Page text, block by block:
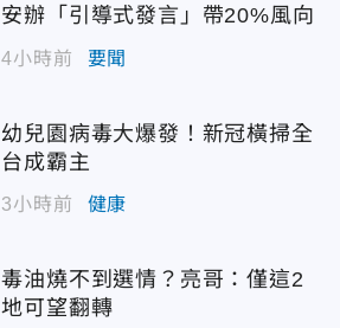
安辦「引導式發言」帶20%風向
4小時前 要聞
幼兒園病毒大爆發！新冠橫掃全
台成霸主
3小時前 健康
毒油燒不到選情？亮哥：僅這2
地可望翻轉